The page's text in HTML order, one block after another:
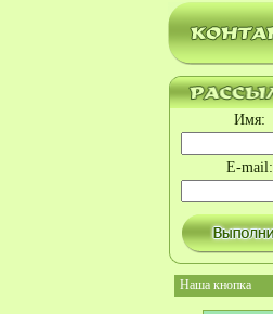
Имя:
E-mail:
Наша кнопка